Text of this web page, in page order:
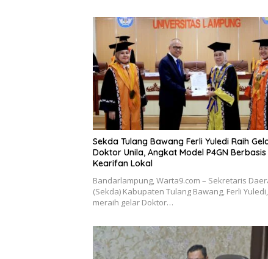
Sekda Tulang Bawang Ferli Yuledi Raih
Doktor Unila, Angkat Model P4GN Berbasis
Kearifan Lokal
Bandarlampung, Warta9.com – Sekretaris
(Sekda) Kabupaten Tulang Bawang, Ferli
meraih gelar Doktor…